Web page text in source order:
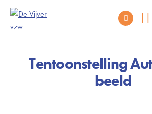
Tentoonstelling
beeld